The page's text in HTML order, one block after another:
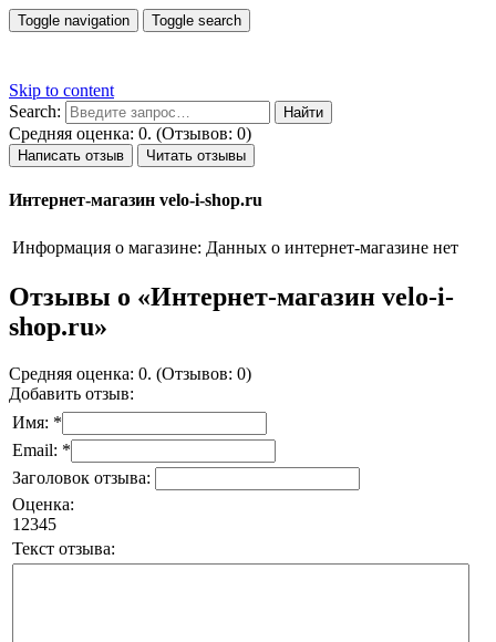
Toggle navigation Toggle search
Skip to content
Search:
Средняя оценка: 0. (Отзывов: 0)
Написать отзыв Читать отзывы
Интернет-магазин velo-i-shop.ru
Информация о магазине: Данных о интернет-магазине нет
Отзывы о «Интернет-магазин velo-i-
shop.ru»
Средняя оценка: 0. (Отзывов: 0)
Добавить отзыв:
Имя: *
Email: *
Заголовок отзыва:
Оценка:
1 2345
Текст отзыва: